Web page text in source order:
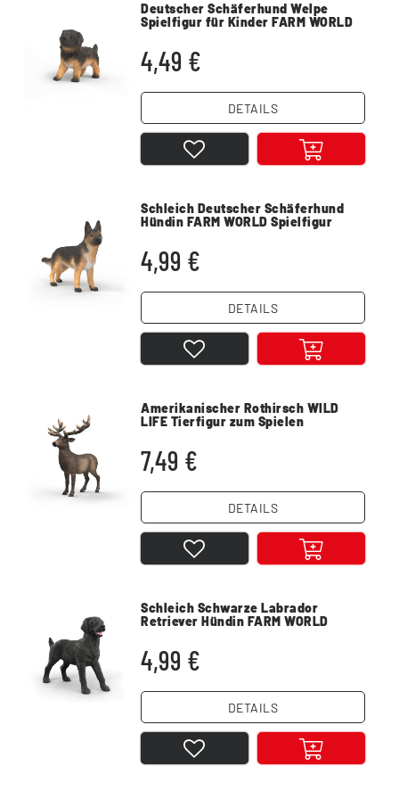
Deutscher Schäferhund Welpe
Spielfigur für Kinder FARM WORLD
4,49 €
DETAILS
Schleich Deutscher Schäferhund
Hündin FARM WORLD Spielfigur
4,99 €
DETAILS
Amerikanischer Rothirsch WILD
LIFE Tierfigur zum Spielen
7,49 €
DETAILS
Schleich Schwarze Labrador
Retriever Hündin FARM WORLD
4,99 €
DETAILS